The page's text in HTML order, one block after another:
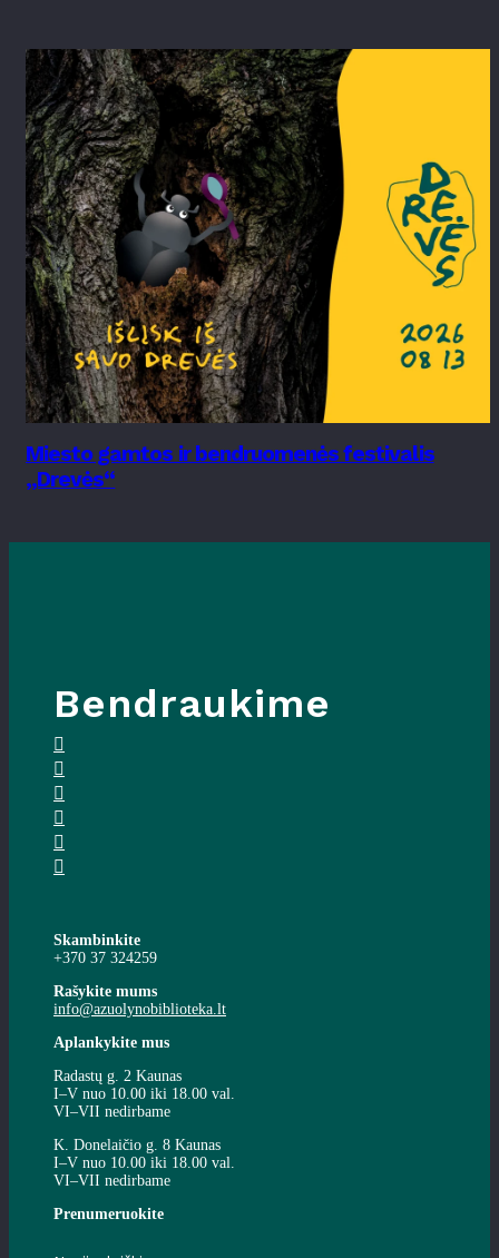
Miesto gamtos ir bendruomenės festivalis
„Drevės“
Bendraukime
Skambinkite
+370 37 324259
Rašykite mums
info@azuolynobiblioteka.lt
Aplankykite mus
Radastų g. 2 Kaunas
I–V nuo 10.00 iki 18.00 val.
VI–VII nedirbame
K. Donelaičio g. 8 Kaunas
I–V nuo 10.00 iki 18.00 val.
VI–VII nedirbame
Prenumeruokite